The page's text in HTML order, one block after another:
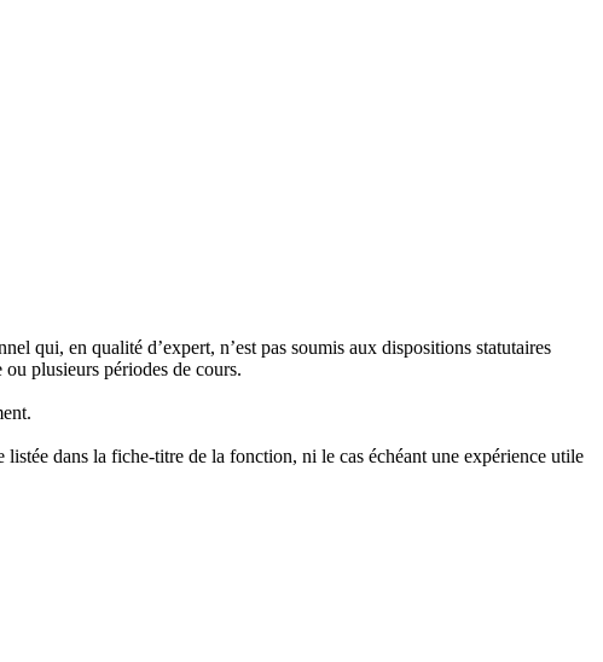
qui, en qualité d’expert, n’est pas soumis aux dispositions statutaires
ou plusieurs périodes de cours.
dans la fiche-titre de la fonction, ni le cas échéant une expérience utile